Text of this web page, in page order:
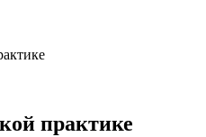
практике